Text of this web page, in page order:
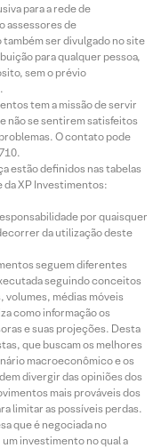
para a rede de
assessores de
ser divulgado no site
para qualquer pessoa,
sem o prévio
tem a missão de servir
não se sentirem satisfeitos
O contato pode
estão definidos nas tabelas
XP Investimentos:
por quaisquer
da utilização deste
seguem diferentes
seguindo conceitos
médias móveis
como informação os
e suas projeções. Desta
que buscam os melhores
macroeconômico e os
divergir das opiniões dos
mais prováveis dos
limitar as possíveis perdas.
que é negociada no
investimento no qual a